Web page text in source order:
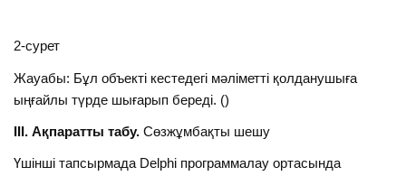
2-сурет
Жауабы: Бұл объекті кестедегі мәліметті қолданушыға
ыңғайлы түрде шығарып береді. ()
ІІІ. Ақпаратты табу.Сөзжұмбақты шешу
Үшінші тапсырмада Delphi программалау ортасында